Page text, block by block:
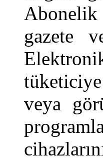
Abonelik
gazete
veya